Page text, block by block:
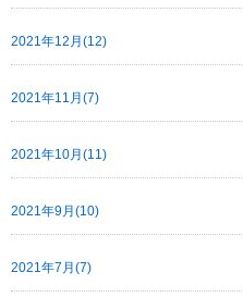
2021年12月(12)
2021年11月(7)
2021年10月(11)
2021年9月(10)
2021年7月(7)